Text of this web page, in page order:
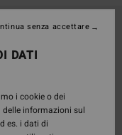
DATI
i cookie o dei
delle informazioni sul
es. i dati di
senza accettare